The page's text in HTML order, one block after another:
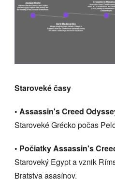
Staroveké časy
• Assassin's Creed
Staroveké Grécko počas
• Počiatky Assassin's
Staroveký Egypt a vznik
Bratstva asasínov.